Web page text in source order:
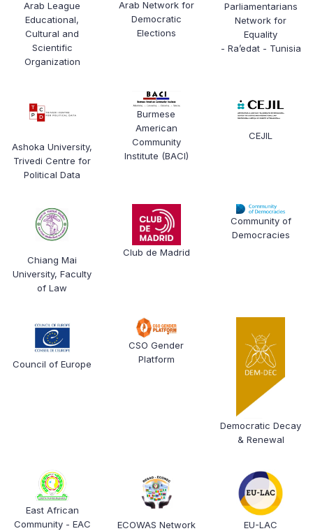
Arab League
Educational,
Cultural and
Scientific
Organization
Arab Network for
Democratic
Elections
Parliamentarians
Network for
Equality
- Ra’edat - Tunisia
Ashoka University,
Trivedi Centre for
Political Data
Burmese
American
Community
Institute (BACI)
CEJIL
Chiang Mai
University, Faculty
of Law
Club de Madrid
Community of
Democracies
Council of Europe
CSO Gender
Platform
Democratic Decay
& Renewal
East African
Community - EAC
ECOWAS Network
EU-LAC